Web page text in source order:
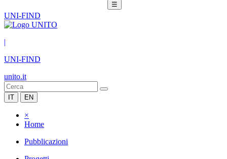
☰
UNI-FIND
|
UNI-FIND
unito.it
IT EN
×
Home
Pubblicazioni